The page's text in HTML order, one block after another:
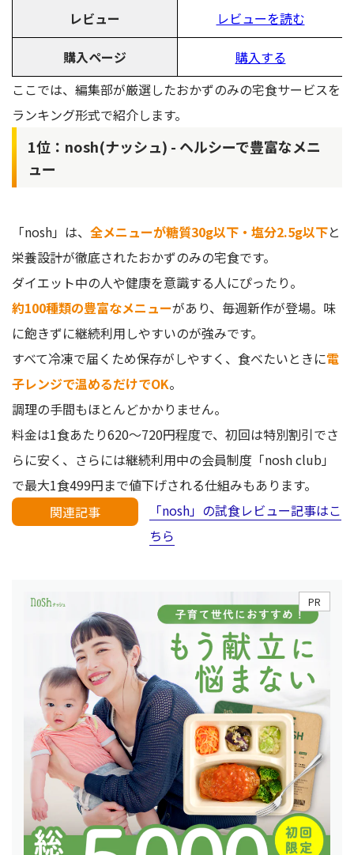
レビュー レビューを読む
購入ページ
購入する
ここでは、編集部が厳選したおかずのみの宅食サービスを
ランキング形式で紹介します。
1位：nosh(ナッシュ) - ヘルシーで豊富なメニ
ュー
「nosh」は、 全メニューが糖質30g以下・塩分2.5g以下と
栄養設計が徹底されたおかずのみの宅食です。
ダイエット中の人や健康を意識する人にぴったり。
約100種類の豊富なメニューがあり、毎週新作が登場。味
に飽きずに継続利用しやすいのが強みです。
すべて冷凍で届くため保存がしやすく、食べたいときに電
子レンジで温めるだけでOK。
調理の手間もほとんどかかりません。
料金は1食あたり620～720円程度で、初回は特別割引でさ
らに安く、さらには継続利用中の会員制度「nosh club」
で最大1食499円まで値下げされる仕組みもあります。
関連記事
「nosh」の試食レビュー記事はこ
ちら
PR